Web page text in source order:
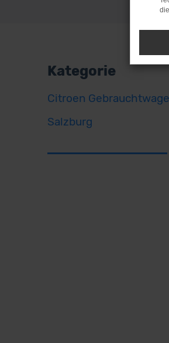
Kategorie
Citroen
Salzburg